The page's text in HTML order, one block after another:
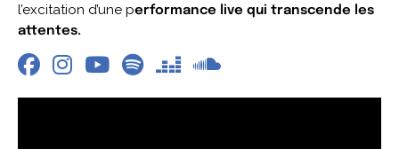
l’excitation d’une performance live qui transcende les
attentes.